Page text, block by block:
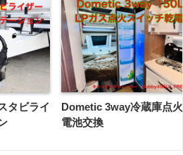
タビライ
Dometic 3way冷蔵庫点
電池交換